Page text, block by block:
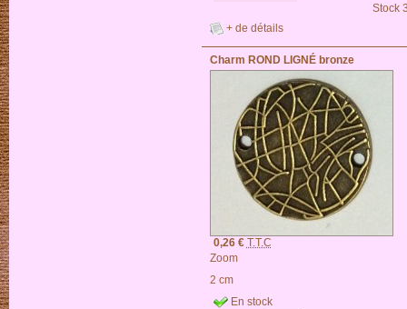
Stock
+ de détails
Charm ROND LIGNÉ bronze
0,26 € T.T.C
Zoom
2 cm
En stock